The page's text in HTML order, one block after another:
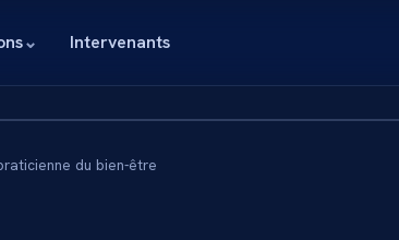
⌄ Intervenants
du bien-être